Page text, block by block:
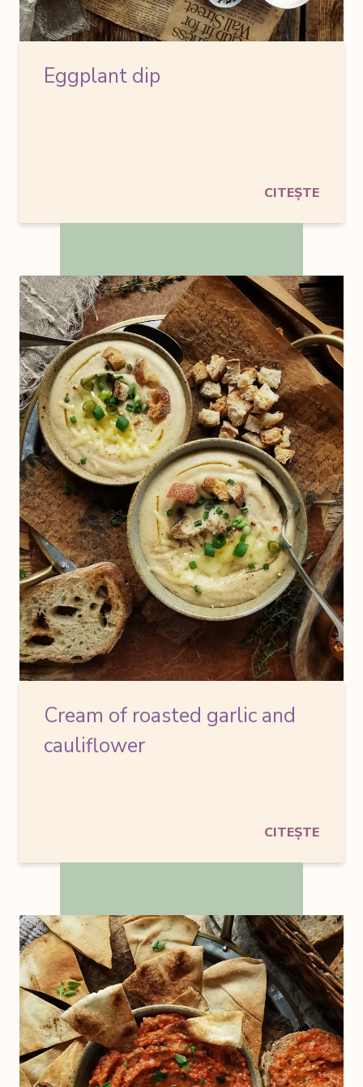
Eggplant dip
CITEȘTE
Cream of roasted garlic and
cauliflower
CITEȘTE